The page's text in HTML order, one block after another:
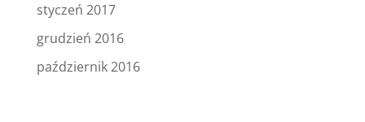
styczeń 2017
grudzień 2016
październik 2016